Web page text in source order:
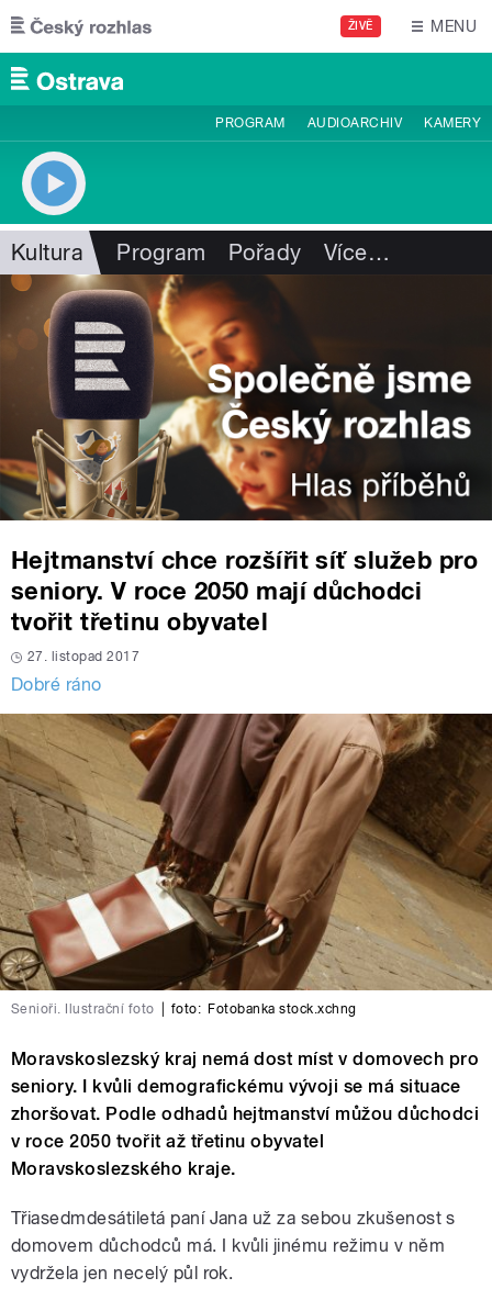
Přejít k hlavnímu obsahu
ŽIVĚ MENU
PROGRAM AUDIOARCHIV KAMERY
Kultura Program Pořady Více…
Hejtmanství chce rozšířit síť služeb pro
seniory. V roce 2050 mají důchodci
tvořit třetinu obyvatel
27. listopad 2017
Dobré ráno
Senioři. Ilustrační foto foto: Fotobanka stock.xchng
Moravskoslezský kraj nemá dost míst v domovech pro
seniory. I kvůli demografickému vývoji se má situace
zhoršovat. Podle odhadů hejtmanství můžou důchodci
v roce 2050 tvořit až třetinu obyvatel
Moravskoslezského kraje.
Třiasedmdesátiletá paní Jana už za sebou zkušenost s
domovem důchodců má. I kvůli jinému režimu v něm
vydržela jen necelý půl rok.